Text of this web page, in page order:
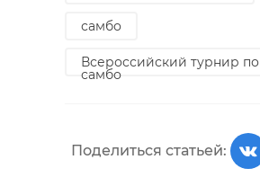
самбо
Всероссийский турнир по
самбо
Поделиться статьей: